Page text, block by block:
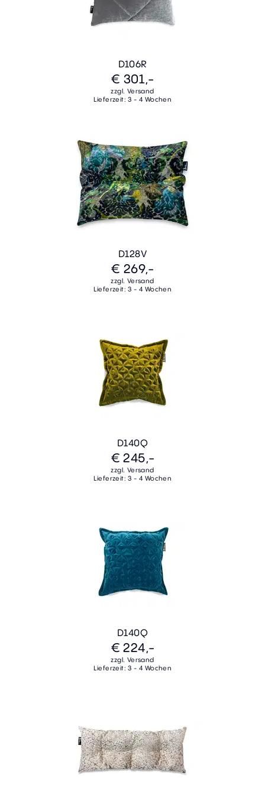
D106R
€ 301,-
zzgl. Versand
Lieferzeit: 3 - 4 Wochen
D128V
€ 269,-
zzgl. Versand
Lieferzeit: 3 - 4 Wochen
D140Q
€ 245,-
zzgl. Versand
Lieferzeit: 3 - 4 Wochen
D140Q
€ 224,-
zzgl. Versand
Lieferzeit: 3 - 4 Wochen